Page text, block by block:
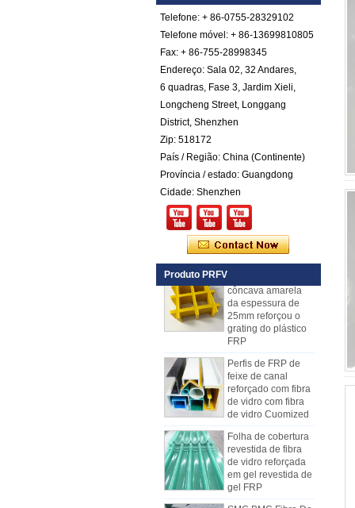
Telefone: + 86-0755-28329102
Telefone móvel: + 86-13699810805
Fax: + 86-755-28998345
Endereço: Sala 02, 32 Andares,
6 quadras, Fase 3, Jardim Xieli,
Longcheng Street, Longgang
District, Shenzhen
Zip: 518172
País / Região: China (Continente)
Província / estado: Guangdong
Cidade: Shenzhen
Produto PRFV
Folha de cascalho
de fibra reforçada
com fibra de vidro
com fibra de cor
Painéis isolados
exteriores pretos do
da espessura de
venda
Painel composto
em espuma de
reforçado com fibra
de vidro FRP PU
para reboques
A fibra de vidro
côncava amarela
da espessura de
25mm reforçou o
grating do plástico
FRP
Perfis de FRP de
feixe de canal
reforçado com fibra
de vidro com fibra
de vidro Cuomized
Folha de cobertura
revestida de fibra
de vidro reforçada
em gel revestida de
gel FRP
SMC BMC Fibra De
Como escolher os painéis de